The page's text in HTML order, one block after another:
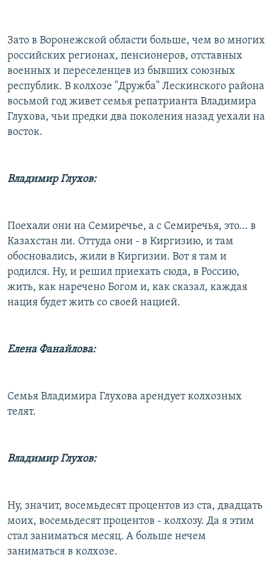
Зато в Воронежской области больше, чем во многих
российских регионах, пенсионеров, отставных
военных и переселенцев из бывших союзных
республик. В колхозе "Дружба" Лескинского района
восьмой год живет семья репатрианта Владимира
Глухова, чьи предки два поколения назад уехали на
восток.
Владимир Глухов:
Поехали они на Семиречье, а с Семиречья, это... в
Казахстан ли. Оттуда они - в Киргизию, и там
обосновались, жили в Киргизии. Вот я там и
родился. Ну, и решил приехать сюда, в Россию,
жить, как наречено Богом и, как сказал, каждая
нация будет жить со своей нацией.
Елена Фанайлова:
Семья Владимира Глухова арендует колхозных
телят.
Владимир Глухов:
Ну, значит, восемьдесят процентов из ста, двадцать
моих, восемьдесят процентов - колхозу. Да я этим
стал заниматься месяц. А больше нечем
заниматься в колхозе.